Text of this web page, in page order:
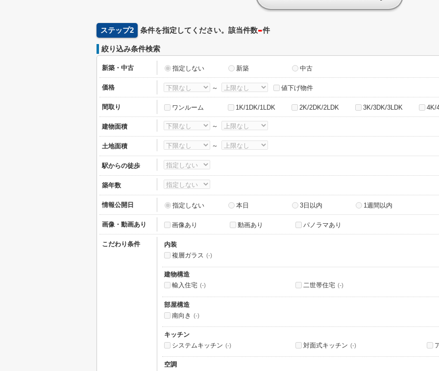
ステップ2 条件を指定してください。該当件数-件
絞り込み条件検索
新築・中古 指定しない 新築 中古
価格 ～ 値下げ物件
間取り ワンルーム 1K/1DK/1LDK 2K/2DK/2LDK 3K/3DK/3LDK 4K/
建物面積 ～
土地面積 ～
駅からの徒歩
築年数
情報公開日 指定しない 本日 3日以内 1週間以内
画像・動画あり 画像あり 動画あり パノラマあり
こだわり条件
内装
複層ガラス (-)
建物構造
輸入住宅 (-) 二世帯住宅 (-)
部屋構造
南向き
(-)
キッチン
システムキッチン (-) 対面式キッチン (-)
空調